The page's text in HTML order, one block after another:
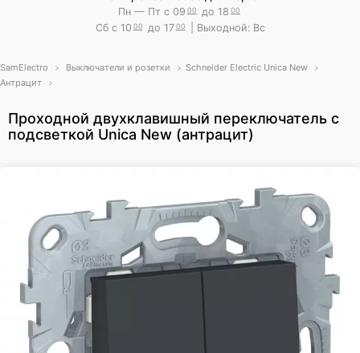
Пн — Пт с 09 00 до 18 00
Сб с 10 00 до 17 00 | Выходной: Вс
SamElectro Выключатели и розетки
Schneider Electric Unica New
Антрацит
Проходной двухклавишный переключатель с
подсветкой Unica New (антрацит)